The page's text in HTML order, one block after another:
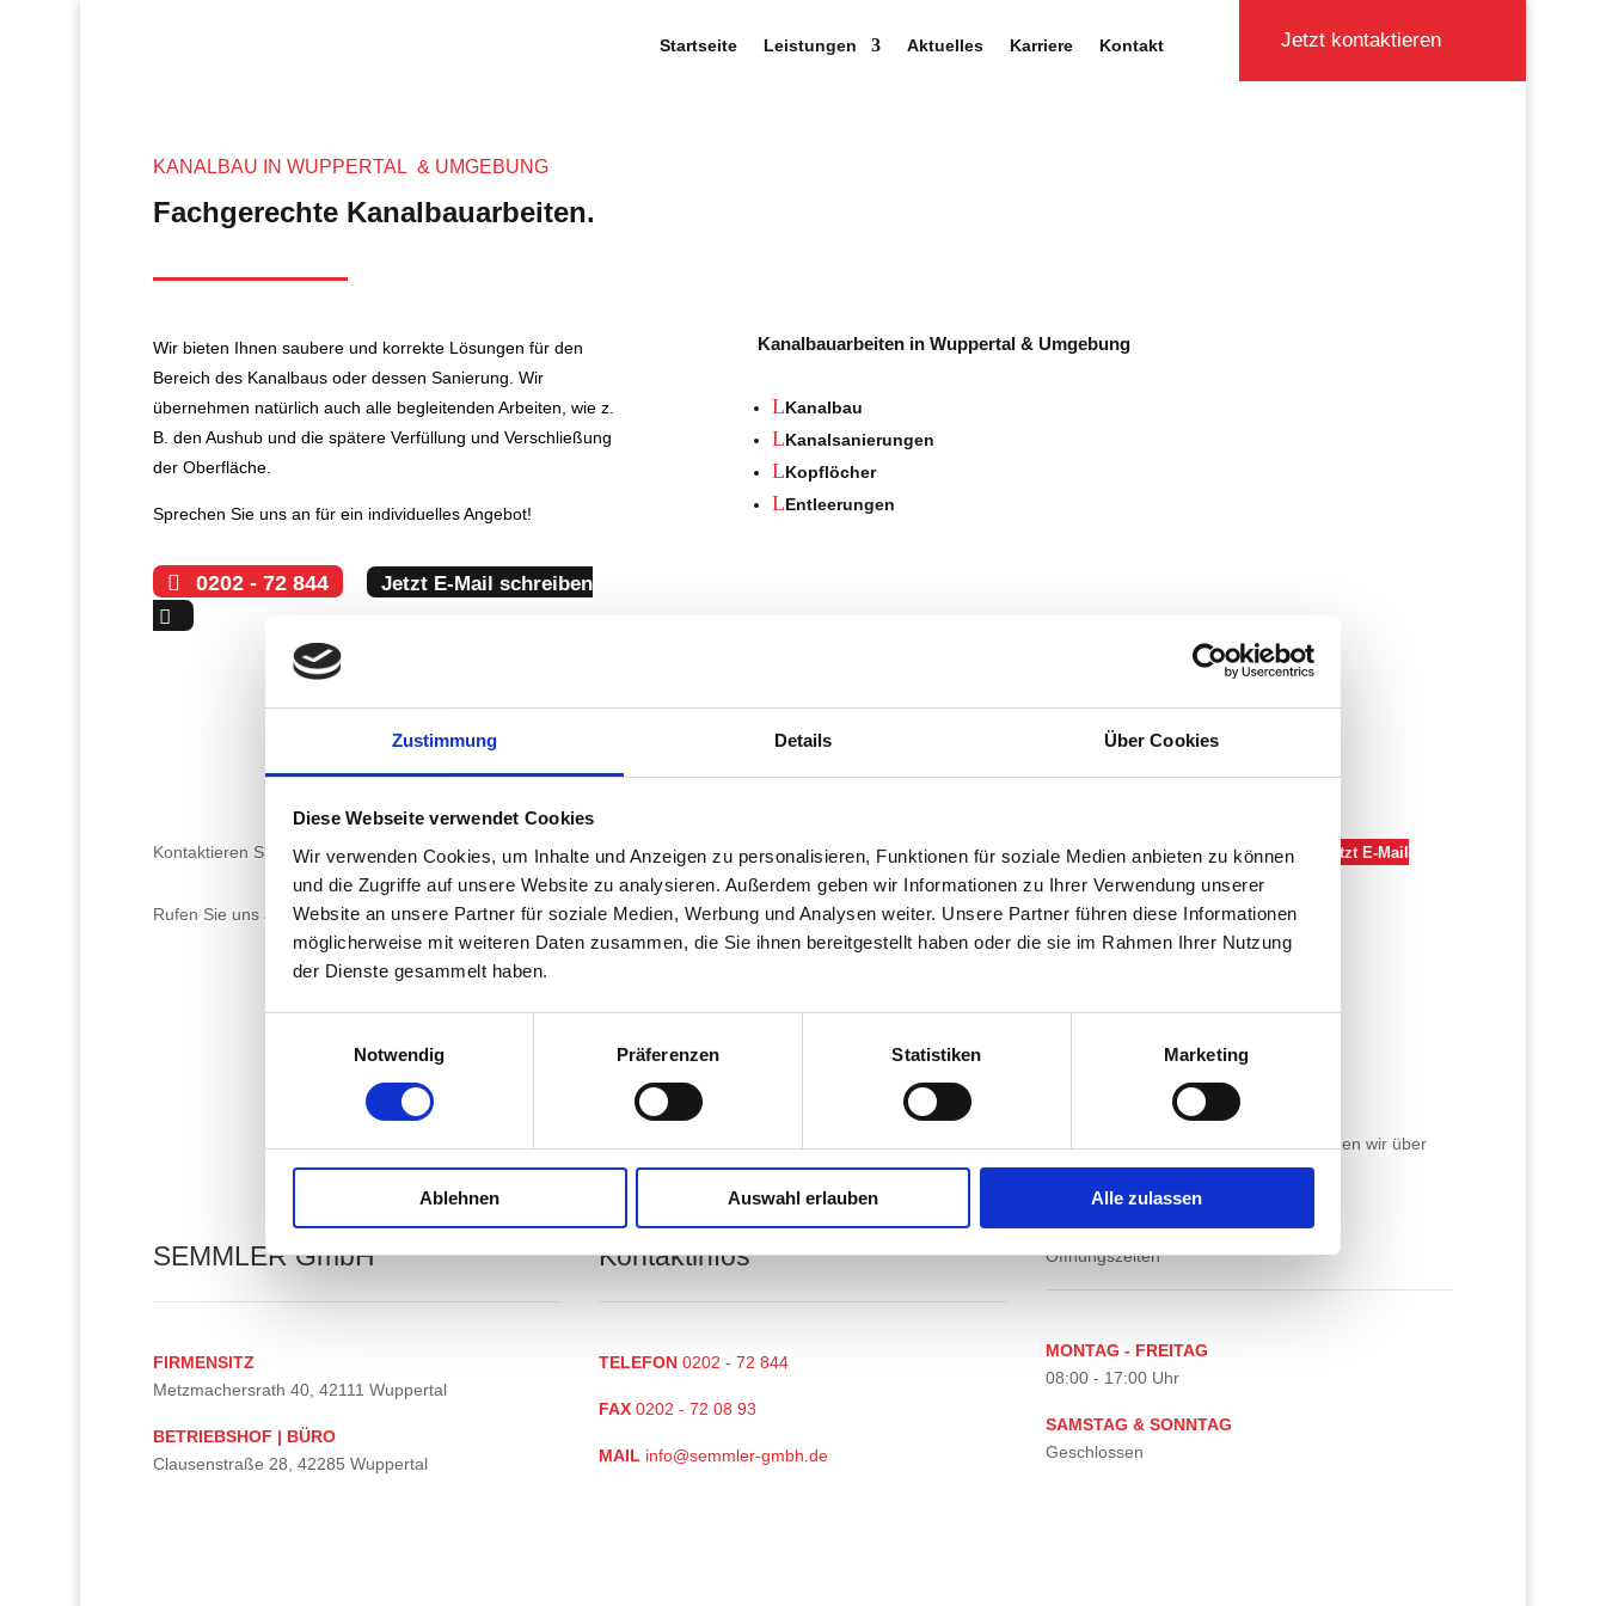
Zustimmung Details Über Cookies
Diese Webseite verwendet Cookies
Wir verwenden Cookies, um Inhalte und Anzeigen zu personalisieren, Funktionen für soziale Medien anbieten zu können
und die Zugriffe auf unsere Website zu analysieren. Außerdem geben wir Informationen zu Ihrer Verwendung unserer
Website an unsere Partner für soziale Medien, Werbung und Analysen weiter. Unsere Partner führen diese Informationen
möglicherweise mit weiteren Daten zusammen, die Sie ihnen bereitgestellt haben oder die sie im Rahmen Ihrer Nutzung
der Dienste gesammelt haben.
Notwendig
Präferenzen Statistiken Marketing
Ablehnen Auswahl erlauben Alle zulassen
Startseite Leistungen Aktuelles Karriere Kontakt Jetzt kontaktieren
KANALBAU IN WUPPERTAL & UMGEBUNG
Fachgerechte Kanalbauarbeiten.
Wir bieten Ihnen saubere und korrekte Lösungen für den
Bereich des Kanalbaus oder dessen Sanierung. Wir
übernehmen natürlich auch alle begleitenden Arbeiten, wie z.
B. den Aushub und die spätere Verfüllung und Verschließung
der Oberfläche.
Sprechen Sie uns an für ein individuelles Angebot!
0202 - 72 844 Jetzt E-Mail schreiben
Kanalbauarbeiten in Wuppertal & Umgebung
LKanalbau
LKanalsanierungen
LKopflöcher
LEntleerungen
Kontaktieren Sie uns. Wir freuen uns auf Ihr Projekt!
Rufen Sie uns an: 0202 – 72 844oder schreiben Sie uns eine E-Mail: info@semmler-gmbh.de
0202 - 72 844
Jetzt E-Mail
schreiben
Unser, in die Handwerksrolle eingetragener Betrieb ist spezialisiert auf den Bereich Garten- und
Landschaftsbau, Erdbewegung, Straßen & Tiefbau und Abbruch. In allen Arbeitsbereichen verfügen wir über
größte Fachkompetenz und langjährige Erfahrung.
SEMMLER GmbH
FIRMENSITZ
Metzmachersrath 40, 42111 Wuppertal
BETRIEBSHOF | BÜRO
Clausenstraße 28, 42285 Wuppertal
Kontaktinfos
TELEFON 0202 - 72 844
FAX 0202 - 72 08 93
MAIL info@semmler-gmbh.de
Öffnungszeiten
MONTAG - FREITAG
08:00 - 17:00 Uhr
SAMSTAG & SONNTAG
Geschlossen